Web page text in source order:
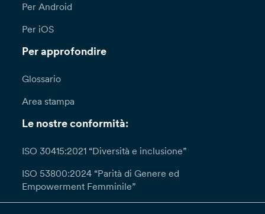
Per Android
Per iOS
Per approfondire
Glossario
Area stampa
Le nostre conformità:
ISO 30415:2021 “Diversità e inclusione”
ISO 53800:2024 “Parità di Genere ed
Empowerment Femminile”